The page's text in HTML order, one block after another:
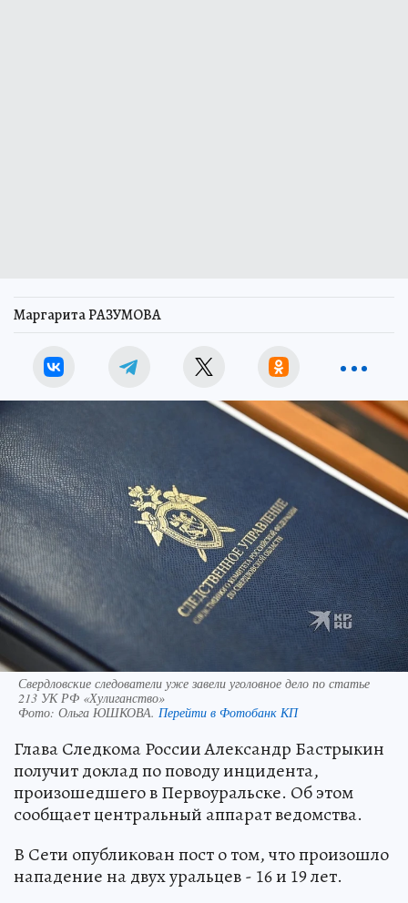
Маргарита РАЗУМОВА
Свердловские следователи уже завели уголовное дело по статье
213 УК РФ «Хулиганство»
Фото: Ольга ЮШКОВА. Перейти в Фотобанк КП
Глава Следкома России Александр Бастрыкин
получит доклад по поводу инцидента,
произошедшего в Первоуральске. Об этом
сообщает центральный аппарат ведомства.
В Сети опубликован пост о том, что произошло
нападение на двух уральцев - 16 и 19 лет.